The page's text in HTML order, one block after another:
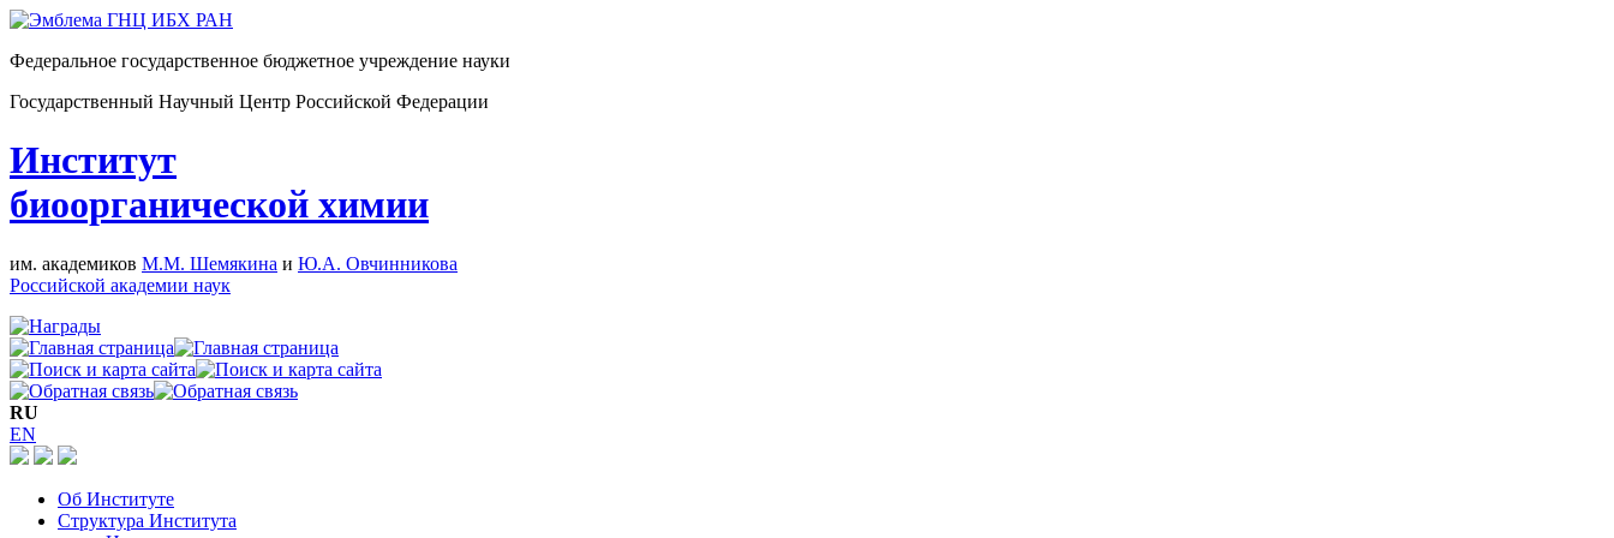
Федеральное государственное бюджетное учреждение науки
Государственный Научный Центр Российской Федерации
Институт
биоорганической химии
им. академиков М.М. Шемякина и Ю.А. Овчинникова
Российской академии наук
RU
EN
Об Институте
Структура Института